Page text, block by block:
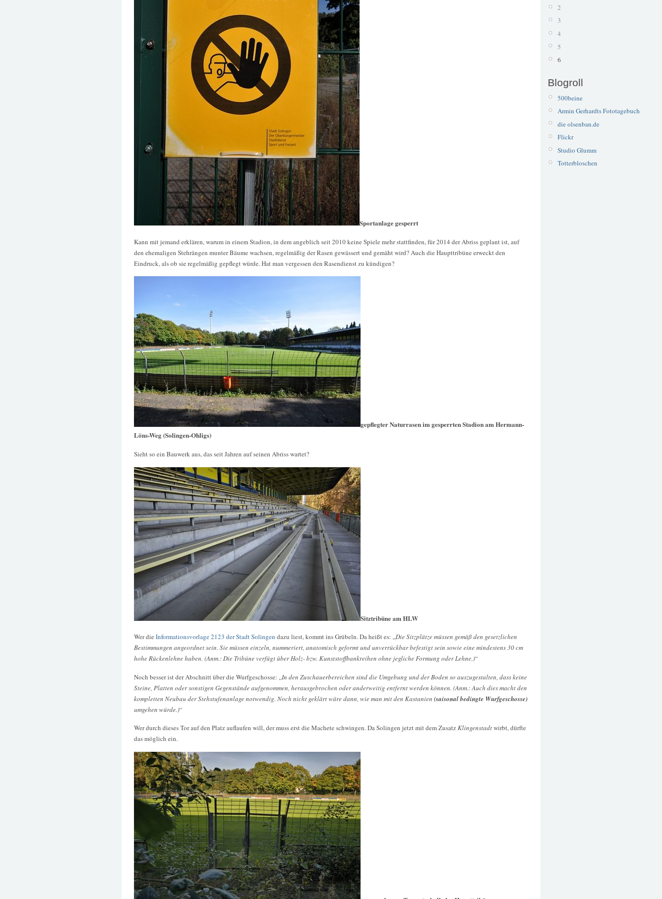
Sportanlage gesperrt
Kann mit jemand erklären, warum in einem Stadion, in dem angeblich seit 2010 keine Spiele mehr stattfinden, für 2014 der Abriss geplant ist, auf
den ehemaligen Stehrängen munter Bäume wachsen, regelmäßig der Rasen gewässert und gemäht wird? Auch die Haupttribüne erweckt den
Eindruck, als ob sie regelmäßig gepflegt würde. Hat man vergessen den Rasendienst zu kündigen?
gepflegter Naturrasen im gesperrten Stadion am Hermann-
Löns-Weg (Solingen-Ohligs)
Sieht so ein Bauwerk aus, das seit Jahren auf seinen Abriss wartet?
Sitztribüne am HLW
Wer die Informationsvorlage 2123 der Stadt Solingen dazu liest, kommt ins Grübeln. Da heißt es: „Die Sitzplätze müssen gemäß den gesetzlichen
Bestimmungen angeordnet sein. Sie müssen einzeln, nummeriert, anatomisch geformt und unverrückbar befestigt sein sowie eine mindestens 30 cm
hohe Rückenlehne haben. (Anm.: Die Tribüne verfügt über Holz- bzw. Kunststoffbankreihen ohne jegliche Formung oder Lehne.)“
Noch besser ist der Abschnitt über die Wurfgeschosse: „In den Zuschauerbereichen sind die Umgebung und der Boden so auszugestalten, dass keine
Steine, Platten oder sonstigen Gegenstände aufgenommen, herausgebrochen oder anderweitig entfernt werden können. (Anm.: Auch dies macht den
kompletten Neubau der Stehstufenanlage notwendig. Noch nicht geklärt wäre dann, wie man mit den Kastanien (saisonal bedingte Wurfgeschosse)
umgehen würde.)“
Wer durch dieses Tor auf den Platz auflaufen will, der muss erst die Machete schwingen. Da Solingen jetzt mit dem ZusatzKlingenstadtwirbt, dürfte
das möglich ein.
2
3
4
5
6
Blogroll
500beine
Armin Gerhardts Fototagebuch
die olsenban.de
Flickr
Studio Glumm
Totterbloschen